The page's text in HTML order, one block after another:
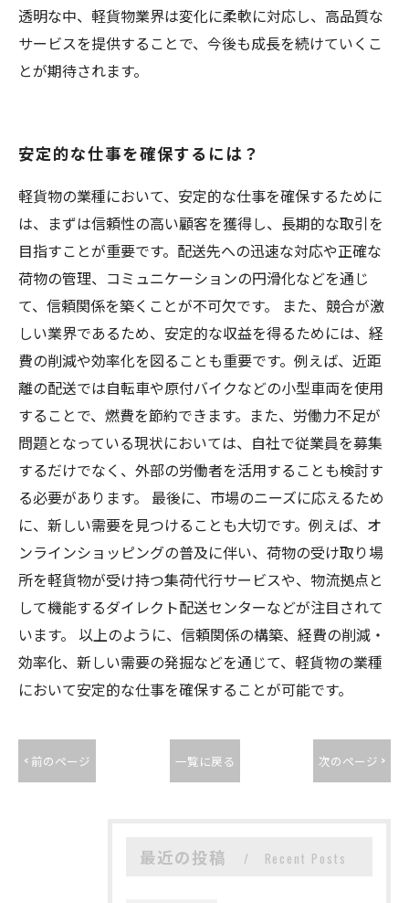
透明な中、軽貨物業界は変化に柔軟に対応し、高品質な
サービスを提供することで、今後も成長を続けていくこ
とが期待されます。
安定的な仕事を確保するには？
軽貨物の業種において、安定的な仕事を確保するために
は、まずは信頼性の高い顧客を獲得し、長期的な取引を
目指すことが重要です。配送先への迅速な対応や正確な
荷物の管理、コミュニケーションの円滑化などを通じ
て、信頼関係を築くことが不可欠です。 また、競合が激
しい業界であるため、安定的な収益を得るためには、経
費の削減や効率化を図ることも重要です。例えば、近距
離の配送では自転車や原付バイクなどの小型車両を使用
することで、燃費を節約できます。また、労働力不足が
問題となっている現状においては、自社で従業員を募集
するだけでなく、外部の労働者を活用することも検討す
る必要があります。 最後に、市場のニーズに応えるため
に、新しい需要を見つけることも大切です。例えば、オ
ンラインショッピングの普及に伴い、荷物の受け取り場
所を軽貨物が受け持つ集荷代行サービスや、物流拠点と
して機能するダイレクト配送センターなどが注目されて
います。 以上のように、信頼関係の構築、経費の削減・
効率化、新しい需要の発掘などを通じて、軽貨物の業種
において安定的な仕事を確保することが可能です。
< 前のページ 一覧に戻る 次のページ >
最近の投稿 Recent Posts